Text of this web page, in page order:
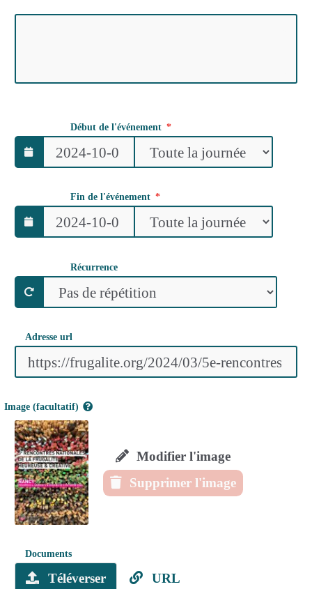
Début de l'événement
Fin de l'événement
Récurrence
Adresse url
Image (facultatif)
Modifier l'image
Supprimer l'image
Documents
Téléverser URL